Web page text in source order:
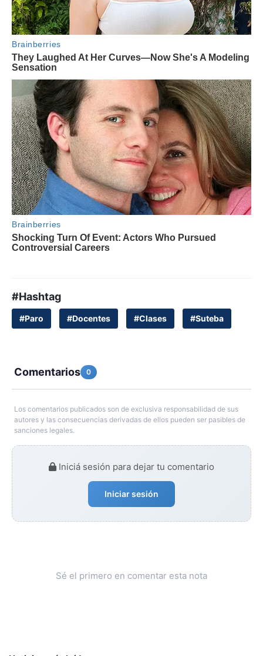
#Hashtag
#Paro #Docentes #Clases #Suteba
Comentarios 0
Los comentarios publicados son de exclusiva responsabilidad de sus
autores y las consecuencias derivadas de ellos pueden ser pasibles de
sanciones legales.
Iniciá sesión para dejar tu comentario
Iniciar sesión
Sé el primero en comentar esta nota